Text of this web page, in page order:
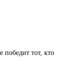
победит тот, кто